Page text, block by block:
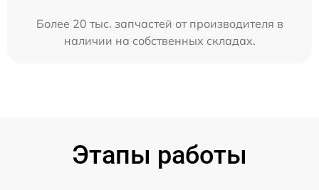
Более 20 тыс. запчастей от производителя в
наличии на собственных складах.
Этапы работы